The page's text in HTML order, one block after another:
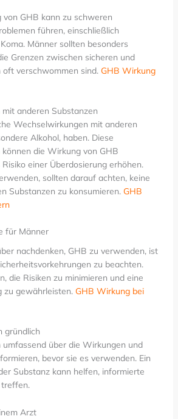
von GHB kann zu schweren
führen, einschließlich
Männer sollten besonders
Grenzen zwischen sicheren und
verschwommen sind. GHB Wirkung
anderen Substanzen
Wechselwirkungen mit anderen
Alkohol, haben. Diese
die Wirkung von GHB
einer Überdosierung erhöhen.
sollten darauf achten, keine
Substanzen zu konsumieren. GHB
für Männer
nachdenken, GHB zu verwenden, ist
zu beachten.
die Risiken zu minimieren und eine
zu gewährleisten. GHB Wirkung bei
gründlich
umfassend über die Wirkungen und
bevor sie es verwenden. Ein
Substanz kann helfen, informierte
treffen.
Arzt